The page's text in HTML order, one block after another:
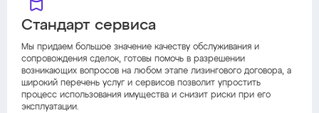
Стандарт сервиса
Мы придаем большое значение качеству обслуживания и
сопровождения сделок, готовы помочь в разрешении
возникающих вопросов на любом этапе лизингового договора, а
широкий перечень услуг и сервисов позволит упростить
процесс использования имущества и снизит риски при его
эксплуатации.